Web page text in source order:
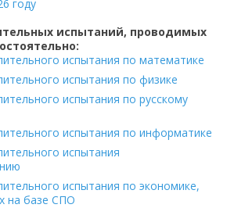
году
испытаний, проводимых
испытания по математике
испытания по физике
испытания по русскому
испытания по информатике
испытания
испытания по экономике,
на базе СПО